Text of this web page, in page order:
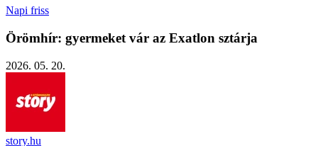
Napi friss
Örömhír: gyermeket vár az Exatlon sztárja
2026. 05. 20.
story.hu